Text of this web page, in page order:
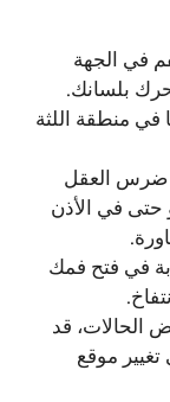
في الجهة
بلسانك.
في منطقة اللثة
ضرس العقل
حتى في الأذن
في فتح فمك
الحالات، قد
موقع